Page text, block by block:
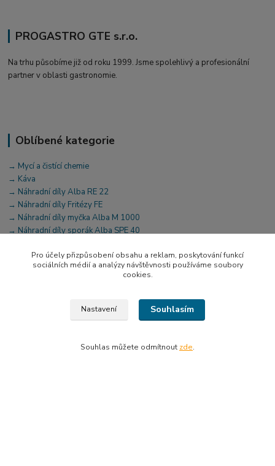
PROGASTRO GTE s.r.o.
Na trhu působíme již od roku 1999. Jsme spolehlivý a profesionální
partner v oblasti gastronomie.
Oblíbené kategorie
→ Mycí a čistící chemie
→ Káva
→ Náhradní díly Alba RE 22
→ Náhradní díly Fritézy FE
→ Náhradní díly myčka Alba M 1000
→ Náhradní díly sporák Alba SPE 40
→ Kontakt - Výdejní místo
Pro účely přizpůsobení obsahu a reklam, poskytování funkcí
sociálních médií a analýzy návštěvnosti používáme soubory
cookies.
Nastavení Souhlasím
Souhlas můžete odmítnout zde.